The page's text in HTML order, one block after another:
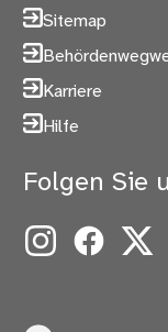
Sitemap
Karriere
Hilfe
Folgen Sie
InstagramFacebook
X